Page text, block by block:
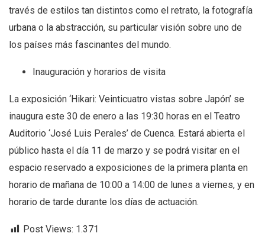
través de estilos tan distintos como el retrato, la fotografía
urbana o la abstracción, su particular visión sobre uno de
los países más fascinantes del mundo.
Inauguración y horarios de visita
La exposición ‘Hikari: Veinticuatro vistas sobre Japón’ se
inaugura este 30 de enero a las 19:30 horas en el Teatro
Auditorio ‘José Luis Perales’ de Cuenca. Estará abierta el
público hasta el día 11 de marzo y se podrá visitar en el
espacio reservado a exposiciones de la primera planta en
horario de mañana de 10:00 a 14:00 de lunes a viernes, y en
horario de tarde durante los días de actuación.
Post Views: 1.371